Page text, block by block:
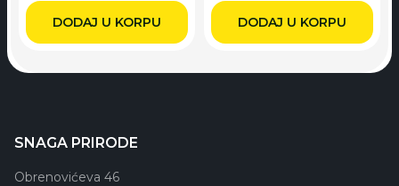
DODAJ U KORPU DODAJ U KORPU
SNAGA PRIRODE
Obrenovićeva 46